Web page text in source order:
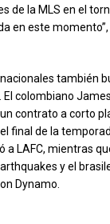
de la MLS en el
en este
también
El colombiano
contrato a corto
final de la
a LAFC, mientras
y el
Dynamo.